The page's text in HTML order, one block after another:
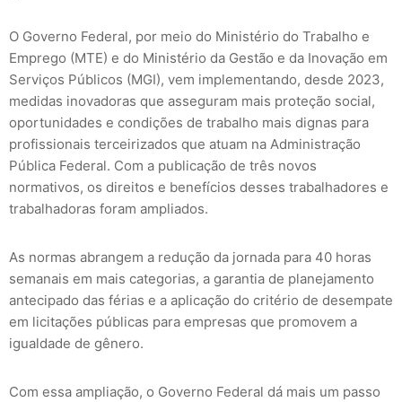
O Governo Federal, por meio do Ministério do Trabalho e
Emprego (MTE) e do Ministério da Gestão e da Inovação em
Serviços Públicos (MGI), vem implementando, desde 2023,
medidas inovadoras que asseguram mais proteção social,
oportunidades e condições de trabalho mais dignas para
profissionais terceirizados que atuam na Administração
Pública Federal. Com a publicação de três novos
normativos, os direitos e benefícios desses trabalhadores e
trabalhadoras foram ampliados.
As normas abrangem a redução da jornada para 40 horas
semanais em mais categorias, a garantia de planejamento
antecipado das férias e a aplicação do critério de desempate
em licitações públicas para empresas que promovem a
igualdade de gênero.
Com essa ampliação, o Governo Federal dá mais um passo